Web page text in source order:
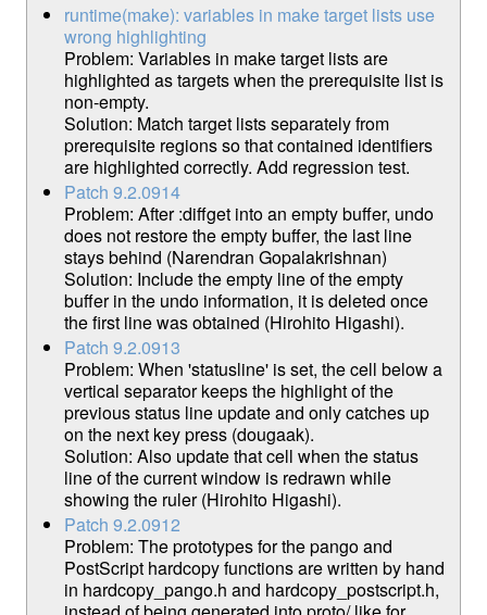
runtime(make): variables in make target lists use
wrong highlighting
Problem: Variables in make target lists are
highlighted as targets when the prerequisite list is
non-empty.
Solution: Match target lists separately from
prerequisite regions so that contained identifiers
are highlighted correctly. Add regression test.
Patch 9.2.0914
Problem: After :diffget into an empty buffer, undo
does not restore the empty buffer, the last line
stays behind (Narendran Gopalakrishnan)
Solution: Include the empty line of the empty
buffer in the undo information, it is deleted once
the first line was obtained (Hirohito Higashi).
Patch 9.2.0913
Problem: When 'statusline' is set, the cell below a
vertical separator keeps the highlight of the
previous status line update and only catches up
on the next key press (dougaak).
Solution: Also update that cell when the status
line of the current window is redrawn while
showing the ruler (Hirohito Higashi).
Patch 9.2.0912
Problem: The prototypes for the pango and
PostScript hardcopy functions are written by hand
in hardcopy_pango.h and hardcopy_postscript.h,